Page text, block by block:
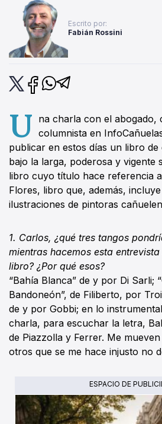
Escrito por:
Fabián Rossini
U na charla con el abogado,
columnista en
publicar en estos días un libro
bajo la larga, poderosa y vigente
libro cuyo título hace referencia
Flores, libro que, además,
ilustraciones de pintoras
1. Carlos, ¿qué tres tangos
mientras hacemos esta
libro? ¿Por qué esos?
“Bahía Blanca” de y por Di Sarli;
Bandoneón”, de Filiberto, por
de y por Gobbi; en lo
charla, para escuchar la letra,
de Piazzolla y Ferrer. Me
otros que se me hace injusto no
ESPACIO DE